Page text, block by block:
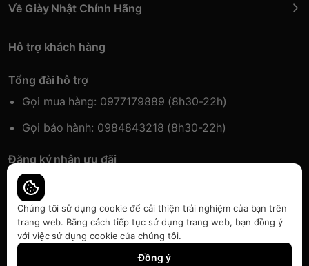
Về Giày Nhật Chính Hãng
Hỗ trợ khách hàng
Tổng đài hỗ trợ
Gọi mua hàng: 0977179889 (8h30-22h)
Gọi bảo hành: 0984843218 (8h30-22h)
Đăng ký nhận ưu đãi
Đăng kí để nhận thông tin ưu đãi sớm nhất.
Bàn quyền thuộc về Japansport | Cung cấp bởiSapo
Chúng tôi sử dụng cookie để cải thiện trải nghiệm của bạn trên
trang web. Bằng cách tiếp tục sử dụng trang web, bạn đồng ý
với việc sử dụng cookie của chúng tôi.
Đồng ý